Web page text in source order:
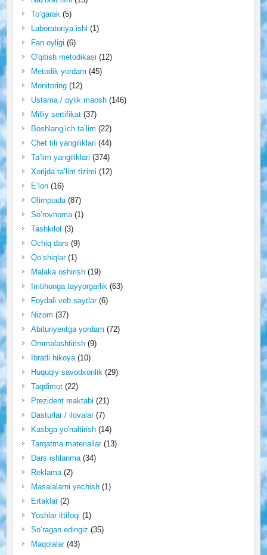
To‘garak(5)
Laboratoriya ishi (1)
Fan oyligi (6)
O'qitish metodikasi (12)
Metodik yordam (45)
Monitoring(12)
Ustama / oylik maosh(146)
Milliy sertifikat(37)
Boshlang‘ich ta’lim (22)
Chet tili yangiliklari (44)
Ta’lim yangiliklari (374)
Xorijda ta’lim tizimi (12)
E’lon(16)
Olimpiada(87)
So‘rovnoma(1)
Tashkilot(3)
Ochiq dars (9)
Qo‘shiqlar(1)
Malaka oshirish(19)
Imtihonga tayyorgarlik(63)
Foydali veb saytlar(6)
Nizom (37)
Abituriyentga yordam (72)
Ommalashtirish(9)
Ibratli hikoya(10)
Huquqiy savodxonlik(29)
Taqdimot(22)
Prezident maktabi (21)
Dasturlar / ilovalar(7)
Kasbga yo'naltirish(14)
Tarqatma materiallar(13)
Dars ishlanma(34)
Reklama(2)
Masalalarni yechish(1)
Ertaklar(2)
Yoshlar ittifoqi (1)
So‘ragan edingiz (35)
Maqolalar(43)